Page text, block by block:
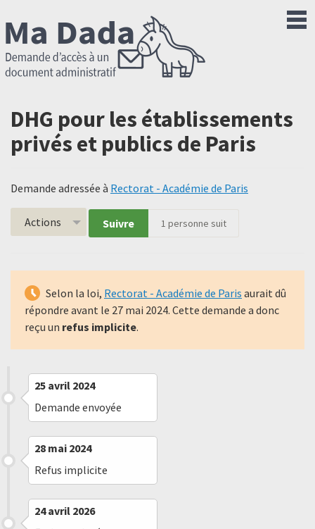
DHG pour les établissements
privés et publics de Paris
Demande adressée à Rectorat - Académie de Paris
Actions Suivre 1 personne suit
Selon la loi, Rectorat - Académie de Paris aurait dû
répondre avant le 27 mai 2024. Cette demande a donc
reçu un refus implicite.
25 avril 2024
Demande envoyée
28 mai 2024
Refus implicite
24 avril 2026